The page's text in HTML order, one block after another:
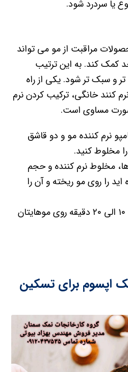
کند. به این ترتیب
کنند خانگی، ترکیب کردن نرم
مساوی است.
نرم کننده مو و دو قاشق
مخلوط کنید.
مخلوط نرم کننده و حجم
اجازه دهید این ترکیب ۱۰ الی ۲۰ دقیقه روی موهایتان
اپسوم برای تسکین